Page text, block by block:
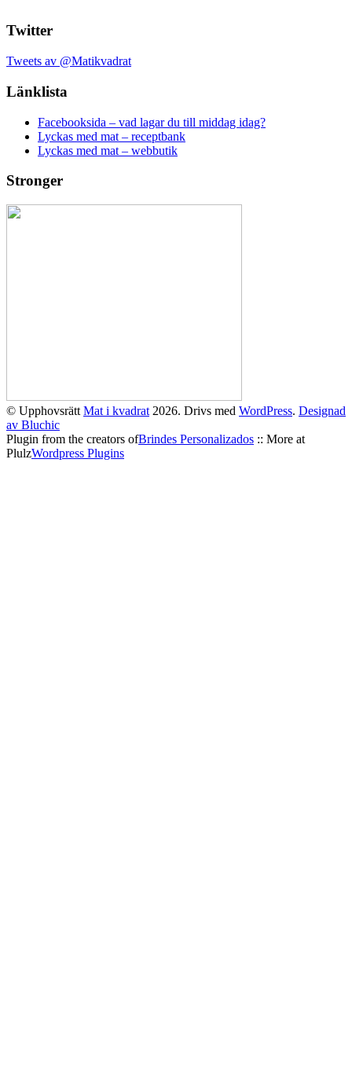
Twitter
Tweets av @Matikvadrat
Länklista
Facebooksida – vad lagar du till middag idag?
Lyckas med mat – receptbank
Lyckas med mat – webbutik
Stronger
© Upphovsrätt Mat i kvadrat 2026. Drivs med WordPress. Designad
av Bluchic
Plugin from the creators ofBrindes Personalizados :: More at
PlulzWordpress Plugins